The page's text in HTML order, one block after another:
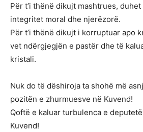
Për t’i thënë dikujt mashtrues,
integritet moral dhe njerëzorë.
Për t’i thënë dikujt i korruptuar apo
vet ndërgjegjën e pastër dhe të
kristali.
Nuk do të dëshiroja ta shohë më
pozitën e zhurmuesve në Kuvend!
Qoftë e kaluar turbulenca e
Kuvend!